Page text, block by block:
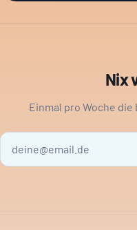
Nix
Einmal pro Woche